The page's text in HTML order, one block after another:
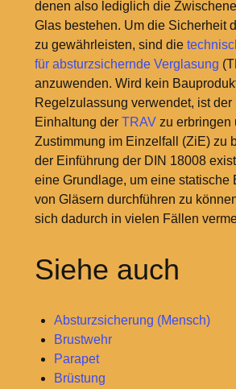
denen also lediglich die
Glas bestehen. Um die Sicherheit
zu gewährleisten, sind die
für absturzsichernde Verglasung
anzuwenden. Wird kein
Regelzulassung verwendet, ist
Einhaltung der TRAVzu erbringen
Zustimmung im Einzelfall (ZiE) zu
der Einführung der DIN 18008
eine Grundlage, um eine statische
von Gläsern durchführen zu
sich dadurch in vielen Fällen
Siehe auch
Absturzsicherung (Mensch)
Brustwehr
Parapet
Brüstung